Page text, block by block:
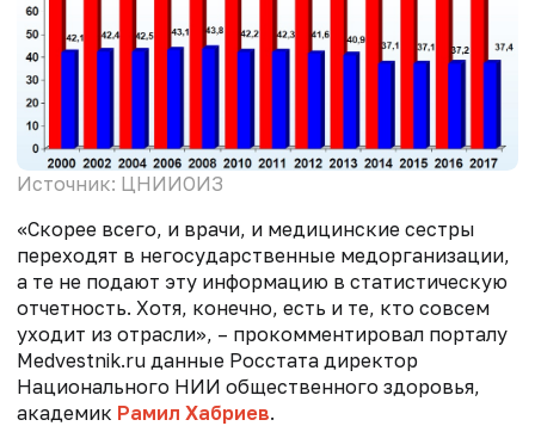
Источник: ЦНИИОИЗ
«Скорее всего, и врачи, и медицинские сестры
переходят в негосударственные медорганизации,
а те не подают эту информацию в статистическую
отчетность. Хотя, конечно, есть и те, кто совсем
уходит из отрасли», – прокомментировал порталу
Medvestnik.ru данные Росстата директор
Национального НИИ общественного здоровья,
академик Рамил Хабриев.